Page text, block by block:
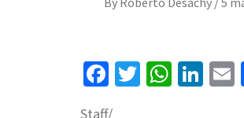
Facebook
Twitter
Staff/